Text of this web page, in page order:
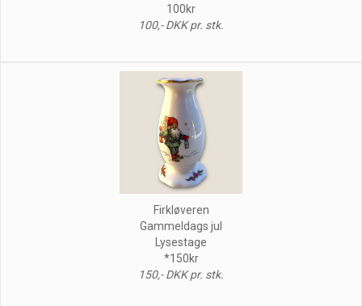
100kr
100,- DKK pr. stk.
Firkløveren
Gammeldags jul
Lysestage
*150kr
150,- DKK pr. stk.